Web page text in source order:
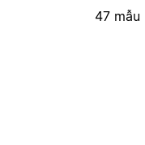
47 mẫu